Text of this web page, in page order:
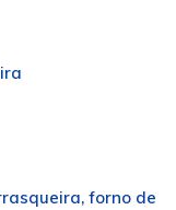
forno de